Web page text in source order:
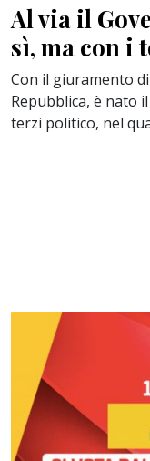
Al via il
sì, ma con i
Con il giuramento
Repubblica, è nato
terzi politico, nel